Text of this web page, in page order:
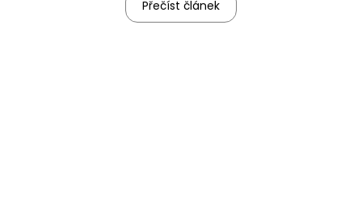
Přečíst článek